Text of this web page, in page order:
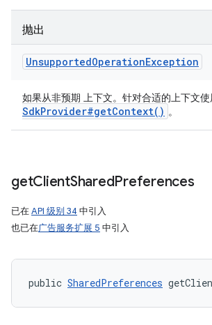
抛出
UnsupportedOperationException
如果从非预期 上下文。针对合适的上下文使
SdkProvider#getContext( ) 。
getClientSharedPreferences
已在API 级别 34 中引入
也已在广告服务扩展 5 中引入
public SharedPreferences